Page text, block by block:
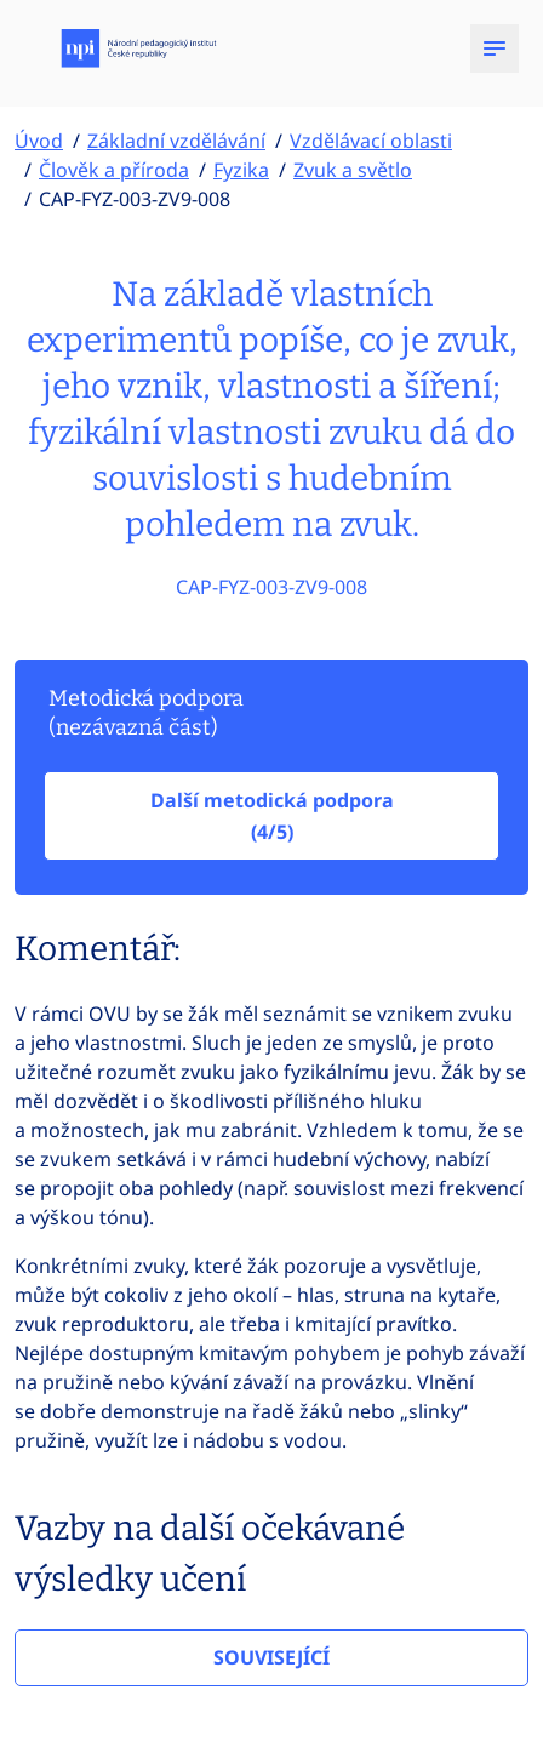
Úvod Základní vzdělávání
Vzdělávací oblasti
Člověk a příroda
Fyzika
Zvuk a světlo
CAP-FYZ-003-ZV9-008
Na základě vlastních
experimentů popíše, co je zvuk,
jeho vznik, vlastnosti a šíření;
fyzikální vlastnosti zvuku dá do
souvislosti s hudebním
pohledem na zvuk.
CAP-FYZ-003-ZV9-008
Metodická podpora
(nezávazná část)
Další metodická podpora
(4/5)
Komentář:
V rámci OVU by se žák měl seznámit se vznikem zvuku
a jeho vlastnostmi. Sluch je jeden ze smyslů, je proto
užitečné rozumět zvuku jako fyzikálnímu jevu. Žák by se
měl dozvědět i o škodlivosti přílišného hluku
a možnostech, jak mu zabránit. Vzhledem k tomu, že se
se zvukem setkává i v rámci hudební výchovy, nabízí
se propojit oba pohledy (např. souvislost mezi frekvencí
a výškou tónu).
Konkrétními zvuky, které žák pozoruje a vysvětluje,
může být cokoliv z jeho okolí – hlas, struna na kytaře,
zvuk reproduktoru, ale třeba i kmitající pravítko.
Nejlépe dostupným kmitavým pohybem je pohyb závaží
na pružině nebo kývání závaží na provázku. Vlnění
se dobře demonstruje na řadě žáků nebo „slinky“
pružině, využít lze i nádobu s vodou.
Vazby na další očekávané
výsledky učení
SOUVISEJÍCÍ